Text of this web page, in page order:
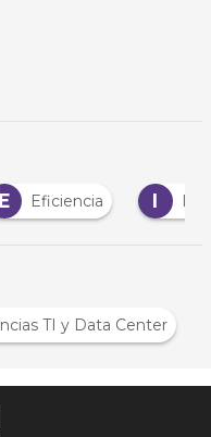
E Eficiencia I
TI y Data Center